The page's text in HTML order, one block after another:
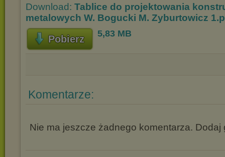
Download: Tablice do projektowania
metalowych W. Bogucki M. Zyburtowicz
Pobierz 5,83 MB
Komentarze:
Nie ma jeszcze żadnego komentarza. Dodaj